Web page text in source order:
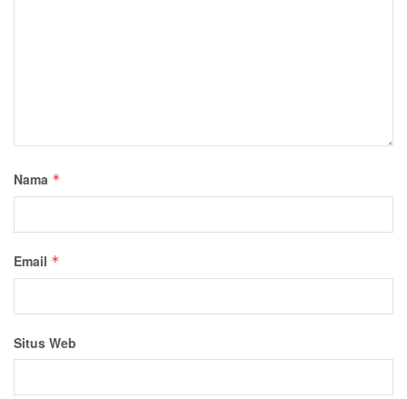
Nama *
Email *
Situs Web